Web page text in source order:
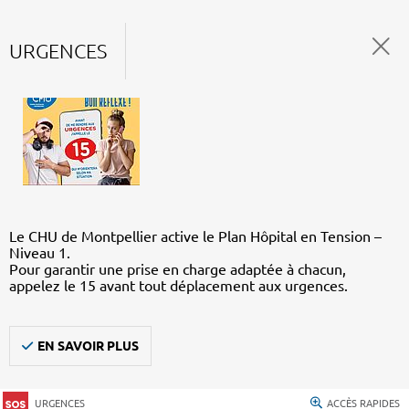
URGENCES
Le CHU de Montpellier active le Plan Hôpital en Tension –
Niveau 1.
Pour garantir une prise en charge adaptée à chacun,
appelez le 15 avant tout déplacement aux urgences.
EN SAVOIR PLUS
URGENCES ACCÈS RAPIDES